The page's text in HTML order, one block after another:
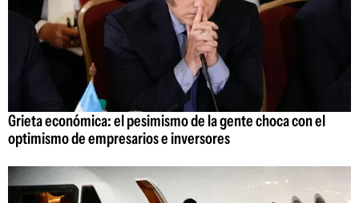
Grieta económica: el pesimismo de la gente choca con el
optimismo de empresarios e inversores